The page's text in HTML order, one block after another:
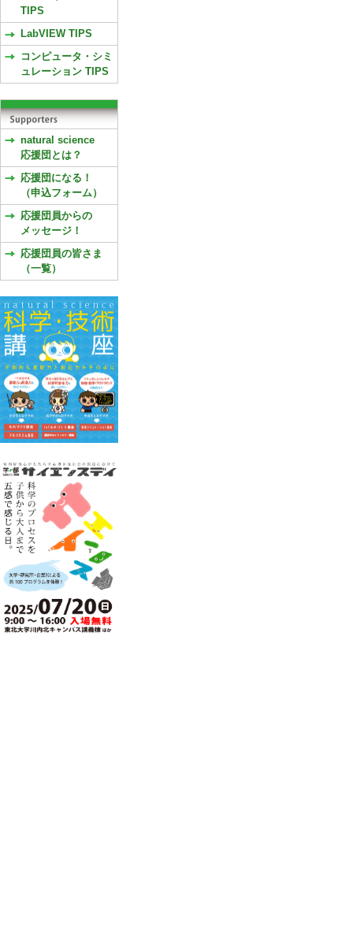
TIPS
LabVIEW TIPS
コンピュータ・シミ
ュレーション TIPS
natural science
応援団とは？
応援団になる！
（申込フォーム）
応援団員からの
メッセージ！
応援団員の皆さま
（一覧）